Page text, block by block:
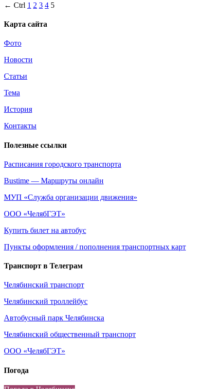
← Ctrl 1 2 3 4 5
Карта сайта
Фото
Новости
Статьи
Тема
История
Контакты
Полезные ссылки
Расписания городского транспорта
Bustime — Маршруты онлайн
МУП «Служба организации движения»
ООО «ЧелябГЭТ»
Купить билет на автобус
Пункты оформления / пополнения транспортных карт
Транспорт в Телеграм
Челябинский транспорт
Челябинский троллейбус
Автобусный парк Челябинска
Челябинский общественный транспорт
ООО «ЧелябГЭТ»
Погода